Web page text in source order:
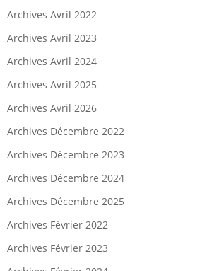
Archives Avril 2022
Archives Avril 2023
Archives Avril 2024
Archives Avril 2025
Archives Avril 2026
Archives Décembre 2022
Archives Décembre 2023
Archives Décembre 2024
Archives Décembre 2025
Archives Février 2022
Archives Février 2023